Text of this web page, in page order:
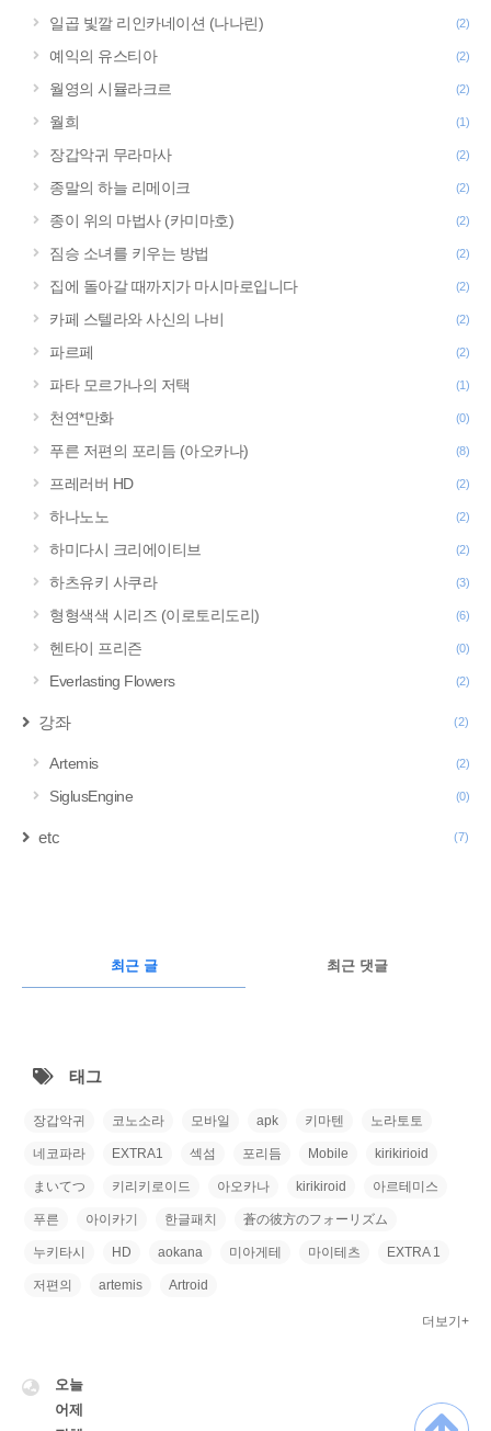
일곱 빛깔 리인카네이션 (나나린) (2)
예익의 유스티아 (2)
월영의 시뮬라크르 (2)
월희 (1)
장갑악귀 무라마사 (2)
종말의 하늘 리메이크 (2)
종이 위의 마법사 (카미마호) (2)
짐승 소녀를 키우는 방법 (2)
집에 돌아갈 때까지가 마시마로입니다 (2)
카페 스텔라와 사신의 나비 (2)
파르페 (2)
파타 모르가나의 저택 (1)
천연*만화 (0)
푸른 저편의 포리듬 (아오카나) (8)
프레러버 HD (2)
하나노노 (2)
하미다시 크리에이티브 (2)
하츠유키 사쿠라 (3)
형형색색 시리즈 (이로토리도리) (6)
헨타이 프리즌 (0)
Everlasting Flowers (2)
강좌 (2)
Artemis (2)
SiglusEngine (0)
etc (7)
최근 글 최근 댓글
글
태그
장갑악귀 코노소라 모바일 apk 키마텐 노라토토
네코파라 EXTRA1 섹섬 포리듬 Mobile kirikirioid
まいてつ 키리키로이드 아오카나 kirikiroid 아르테미스
푸른 아이카기 한글패치 蒼の彼方のフォーリズム
누키타시 HD aokana 미아게테 마이테츠 EXTRA 1
저편의 artemis Artroid
더보기+
VISITOR
오늘
어제